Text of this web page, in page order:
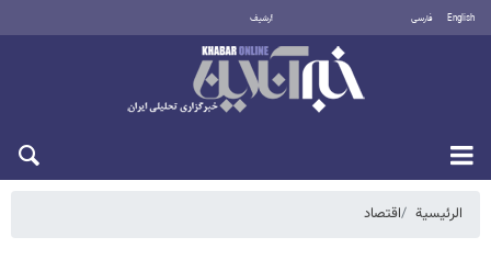
English فارسی أرشيف
الرئيسية اقتصاد